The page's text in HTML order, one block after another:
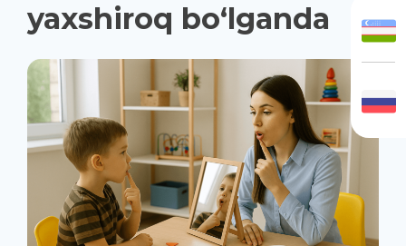
yaxshiroq bo‘lganda